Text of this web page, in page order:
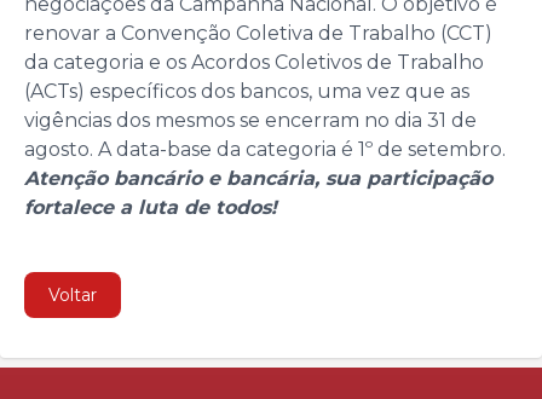
renovar a Convenção Coletiva de Trabalho (CCT)
da categoria e os Acordos Coletivos de Trabalho
(ACTs) específicos dos bancos, uma vez que as
vigências dos mesmos se encerram no dia 31 de
agosto. A data-base da categoria é 1º de setembro.
Atenção bancário e bancária, sua participação
fortalece a luta de todos!
Voltar